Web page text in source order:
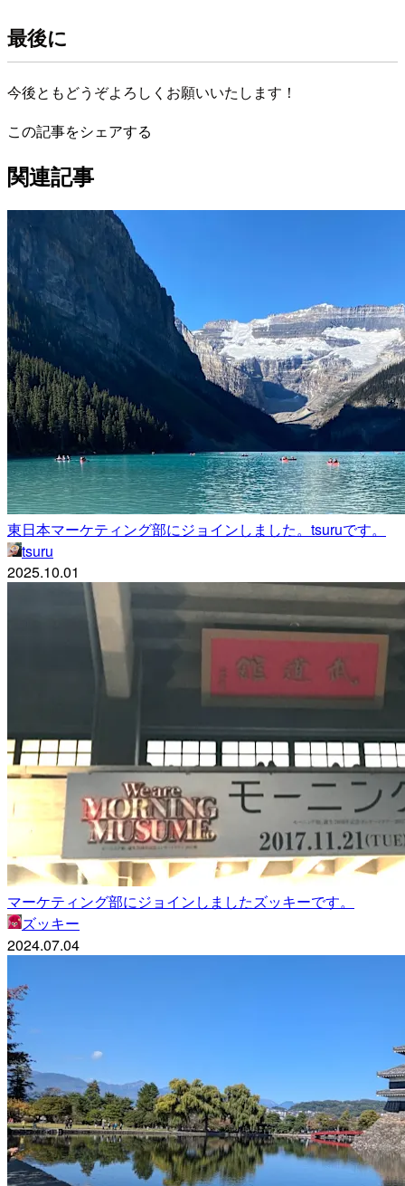
最後に
今後ともどうぞよろしくお願いいたします！
この記事をシェアする
関連記事
東日本マーケティング部にジョインしました。tsuruです。
tsuru
2025.10.01
マーケティング部にジョインしましたズッキーです。
ズッキー
2024.07.04